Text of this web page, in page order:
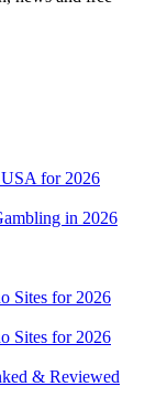
for 2026
in 2026
Sites for 2026
Sites for 2026
& Reviewed